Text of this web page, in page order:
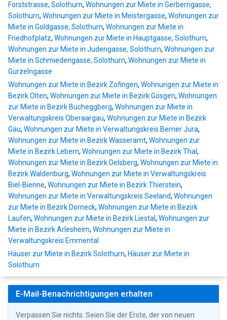
Forststrasse, Solothurn, Wohnungen zur Miete in Gerberngasse,
Solothurn, Wohnungen zur Miete in Meistergasse, Wohnungen zur
Miete in Goldgasse, Solothurn, Wohnungen zur Miete in
Friedhofplatz, Wohnungen zur Miete in Hauptgasse, Solothurn,
Wohnungen zur Miete in Judengasse, Solothurn, Wohnungen zur
Miete in Schmiedengasse, Solothurn, Wohnungen zur Miete in
Gurzelngasse
Wohnungen zur Miete in Bezirk Zofingen, Wohnungen zur Miete in
Bezirk Olten, Wohnungen zur Miete in Bezirk Gösgen, Wohnungen
zur Miete in Bezirk Bucheggberg, Wohnungen zur Miete in
Verwaltungskreis Oberaargau, Wohnungen zur Miete in Bezirk
Gäu, Wohnungen zur Miete in Verwaltungskreis Berner Jura,
Wohnungen zur Miete in Bezirk Wasseramt, Wohnungen zur
Miete in Bezirk Lebern, Wohnungen zur Miete in Bezirk Thal,
Wohnungen zur Miete in Bezirk Delsberg, Wohnungen zur Miete in
Bezirk Waldenburg, Wohnungen zur Miete in Verwaltungskreis
Biel-Bienne, Wohnungen zur Miete in Bezirk Thierstein,
Wohnungen zur Miete in Verwaltungskreis Seeland, Wohnungen
zur Miete in Bezirk Dorneck, Wohnungen zur Miete in Bezirk
Laufen, Wohnungen zur Miete in Bezirk Liestal, Wohnungen zur
Miete in Bezirk Arlesheim, Wohnungen zur Miete in
Verwaltungskreis Emmental
Häuser zur Miete in Bezirk Solothurn, Häuser zur Miete in
Solothurn
E-Mail-Benachrichtigungen erhalten
Verpassen Sie nichts: Seien Sie der Erste, der von neuen